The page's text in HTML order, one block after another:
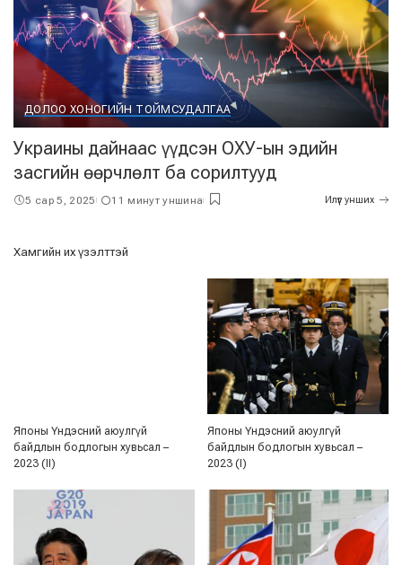
ДОЛОО ХОНОГИЙН ТОЙМСУДАЛГАА
Украины дайнаас үүдсэн ОХУ-ын эдийн
засгийн өөрчлөлт ба сорилтууд
5 сар 5, 2025 11 минут уншина Илүүг унших
Хамгийн их үзэлттэй
Японы Үндэсний аюулгүй
байдлын бодлогын хувьсал –
2023 (II)
Японы Үндэсний аюулгүй
байдлын бодлогын хувьсал –
2023 (I)